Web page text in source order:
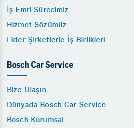
İş Emri Sürecimiz
Hizmet Sözümüz
Lider Şirketlerle İş Birlikleri
Bosch Car Service
Bize Ulaşın
Dünyada Bosch Car Service
Bosch Kurumsal